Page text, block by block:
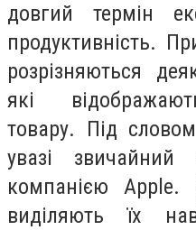
довгий термін
продуктивність.
розрізняються
які
товару. Під
увазі звичайний
компанією Apple.
виділяють їх